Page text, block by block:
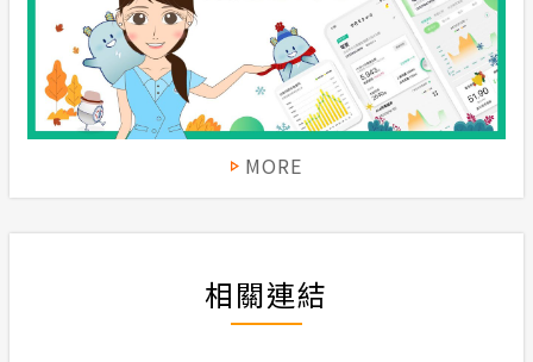
MORE
相關連結